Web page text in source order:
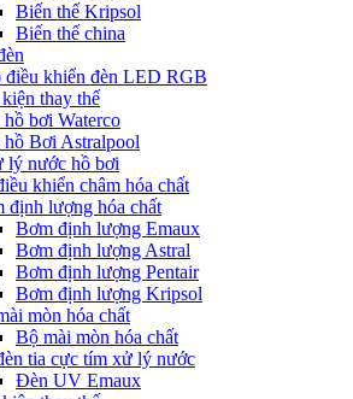
Biến thế Kripsol
Biến thế china
điều khiển đèn LED RGB
thay thế
bơi Waterco
Bơi Astralpool
lý nước hồ bơi
khiển châm hóa chất
định lượng hóa chất
Bơm định lượng Emaux
Bơm định lượng Astral
Bơm định lượng Pentair
Bơm định lượng Kripsol
mòn hóa chất
Bộ mài mòn hóa chất
tia cực tím xử lý nước
Đèn UV Emaux